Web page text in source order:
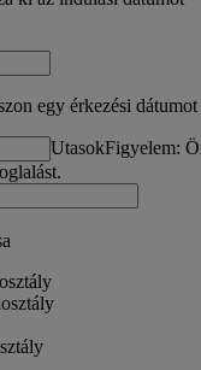
egy érkezési dátumot
UtasokFigyelem: